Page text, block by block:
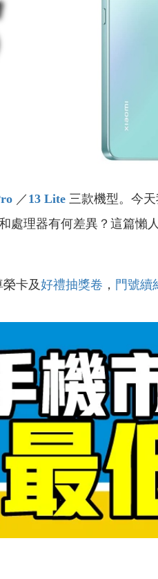
／ 13 Lite 三款機型。今
處理器有何差異？這篇懶
卡及好禮抽獎卷 ， 門號續